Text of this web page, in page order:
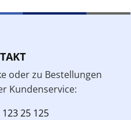
oder zu Bestellungen
Kundenservice:
25 125